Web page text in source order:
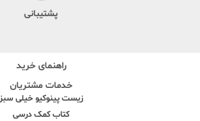
پشتیبانی
راهنمای خرید
خدمات مشتریان
زیست پینوکیو خیلی سبز
کتاب کمک درسی